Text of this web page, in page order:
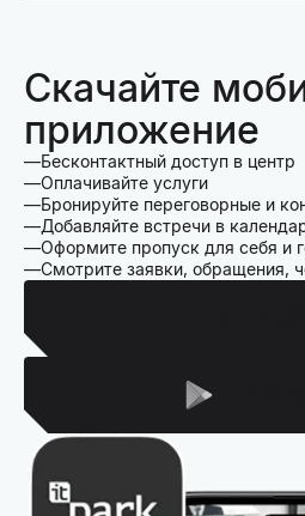
Скачайте
приложение
Бесконтактный доступ в центр
Оплачивайте услуги
Бронируйте переговорные и
Добавляйте встречи в
Оформите пропуск для себя и
Смотрите заявки, обращения,